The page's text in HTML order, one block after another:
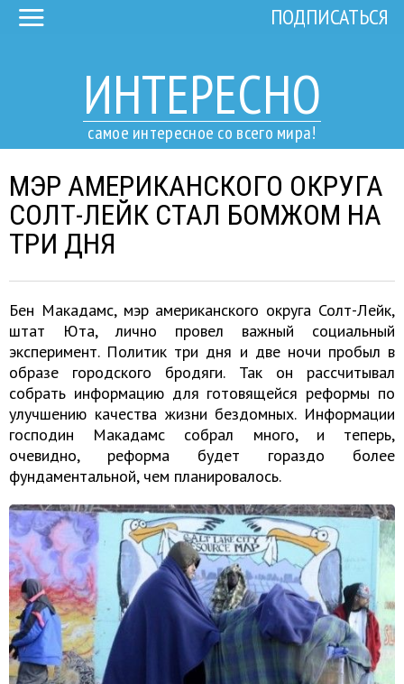
ИНТЕРЕСНО
самое интересное со всего мира!
ПОДПИСАТЬСЯ
МЭР АМЕРИКАНСКОГО ОКРУГА
СОЛТ-ЛЕЙК СТАЛ БОМЖОМ НА
ТРИ ДНЯ
Бен Макадамс, мэр американского округа Солт-Лейк,
штат Юта, лично провел важный социальный
эксперимент. Политик три дня и две ночи пробыл в
образе городского бродяги. Так он рассчитывал
собрать информацию для готовящейся реформы по
улучшению качества жизни бездомных. Информации
господин Макадамс собрал много, и теперь,
очевидно, реформа будет гораздо более
фундаментальной, чем планировалось.